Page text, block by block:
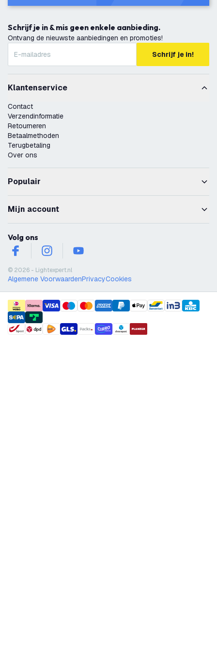
Schrijf je in & mis geen enkele aanbieding.
Ontvang de nieuwste aanbiedingen en promoties!
Schrijf je in!
Klantenservice
Contact
Verzendinformatie
Retourneren
Betaalmethoden
Terugbetaling
Over ons
Populair
Mijn account
Volg ons
facebookinstagramyoutube
© 2026 - Lightexpert.nl
Algemene VoorwaardenPrivacyCookies
payment methods
shipment methods